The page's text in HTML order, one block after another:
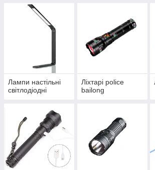
Лампи настільні
світлодіодні
Ліхтарі police
bailong